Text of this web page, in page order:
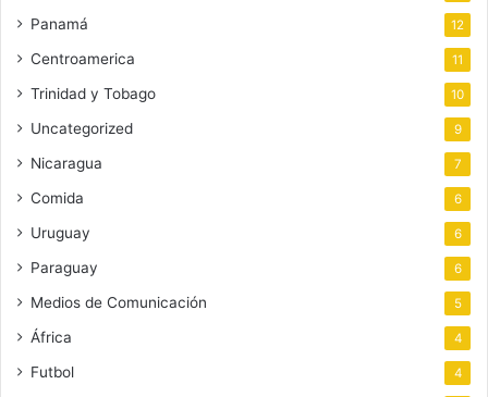
Panamá 12
Centroamerica 11
Trinidad y Tobago 10
Uncategorized 9
Nicaragua 7
Comida 6
Uruguay 6
Paraguay 6
Medios de Comunicación 5
África 4
Futbol 4